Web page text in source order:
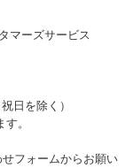
マーズサービス
日を除く）
。
フォームからお願い